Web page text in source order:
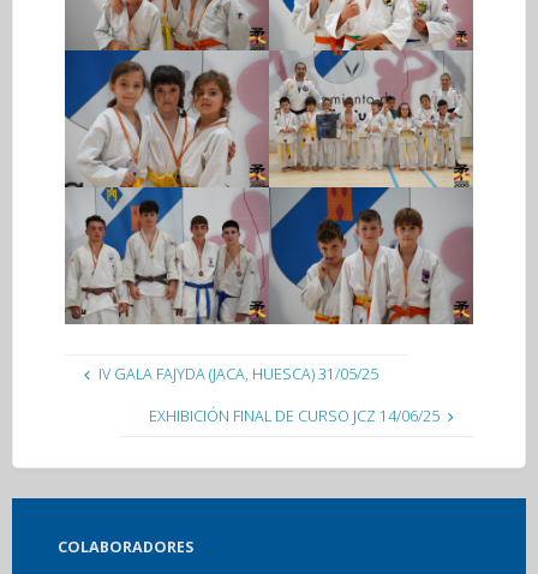
IV GALA FAJYDA (JACA, HUESCA) 31/05/25
EXHIBICIÓN FINAL DE CURSO JCZ 14/06/25
COLABORADORES